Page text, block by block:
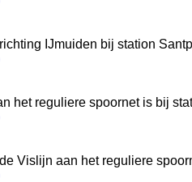
IJmuiden bij station
het reguliere spoornet is bij
Vislijn aan het reguliere